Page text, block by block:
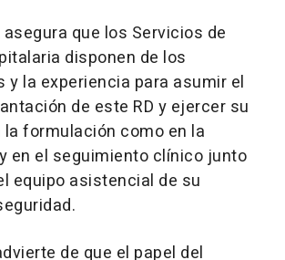
que los Servicios de
disponen de los
y la experiencia para asumir el
de este RD y ejercer su
formulación como en la
en el seguimiento clínico junto
equipo asistencial de su
de que el papel del